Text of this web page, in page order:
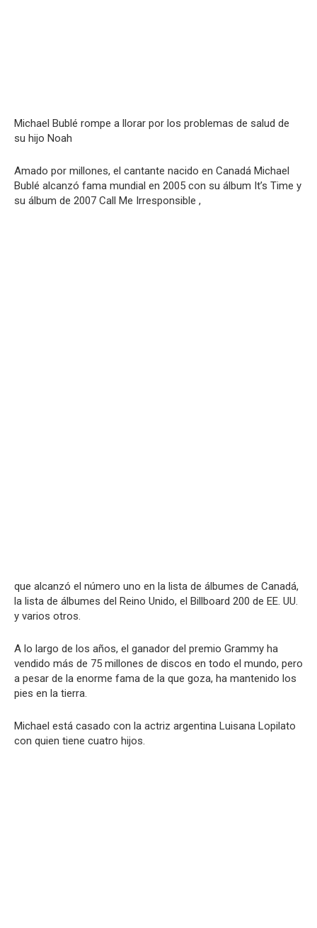
Michael Bublé rompe a llorar por los problemas de salud de
su hijo Noah
Amado por millones, el cantante nacido en Canadá Michael
Bublé alcanzó fama mundial en 2005 con su álbum It’s Time y
su álbum de 2007 Call Me Irresponsible ,
que alcanzó el número uno en la lista de álbumes de Canadá,
la lista de álbumes del Reino Unido, el Billboard 200 de EE. UU.
y varios otros.
A lo largo de los años, el ganador del premio Grammy ha
vendido más de 75 millones de discos en todo el mundo, pero
a pesar de la enorme fama de la que goza, ha mantenido los
pies en la tierra.
Michael está casado con la actriz argentina Luisana Lopilato
con quien tiene cuatro hijos.